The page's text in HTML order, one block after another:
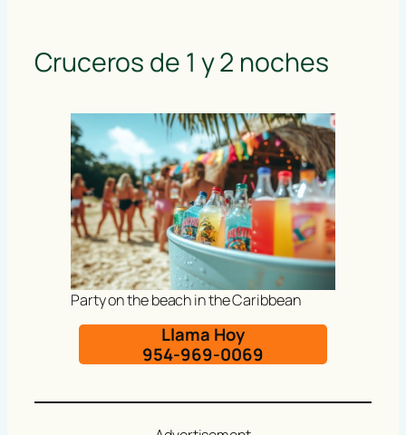
Cruceros de 1 y 2 noches
Party on the beach in the Caribbean
Llama Hoy
954-969-0069